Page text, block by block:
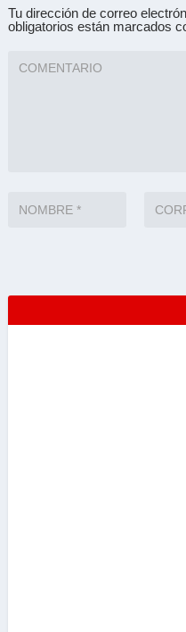
Tu dirección de correo
obligatorios están marcados